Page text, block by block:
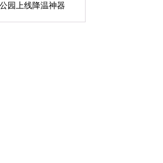
园上线降温神器